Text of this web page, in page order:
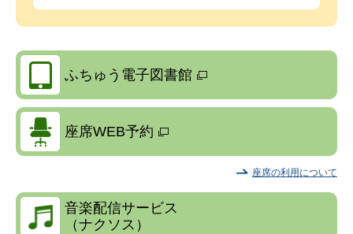
ふちゅう電子図書館
座席WEB予約
座席の利用について
音楽配信サービス
（ナクソス）